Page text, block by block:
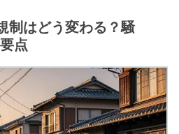
制はどう変わる？騒
点